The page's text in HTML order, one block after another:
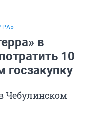
в
10
госзакупку
Чебулинском